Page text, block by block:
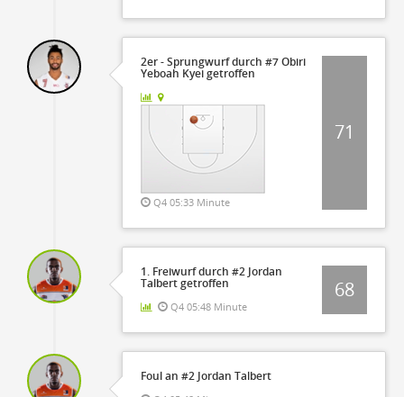
2er - Sprungwurf durch #7 Obiri
Yeboah Kyei getroffen
Q4 05:33 Minute
71
1. Freiwurf durch #2 Jordan
Talbert getroffen
Q4 05:48 Minute
68
Foul an #2 Jordan Talbert